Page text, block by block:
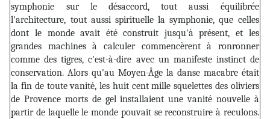
symphonie sur le désaccord, tout aussi équilibrée
l'architecture, tout aussi spirituelle la symphonie, que celles
dont le monde avait été construit jusqu'à présent, et les
grandes machines à calculer commencèrent à ronronner
comme des tigres, c'est-à-dire avec un manifeste instinct de
conservation. Alors qu'au Moyen-Âge la danse macabre était
la fin de toute vanité, les huit cent mille squelettes des oliviers
de Provence morts de gel installaient une vanité nouvelle à
partir de laquelle le monde pouvait se reconstruire à reculons.